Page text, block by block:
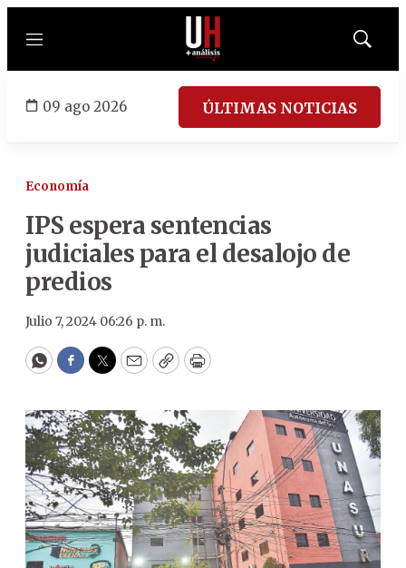
Menú
Mostrar
09 ago 2026 ÚLTIMAS NOTICIAS
Economía
IPS espera sentencias
judiciales para el desalojo de
predios
Julio 7, 2024 06:26 p. m.
WhatsApp
Facebook
Twitter
EmailCopyPrint